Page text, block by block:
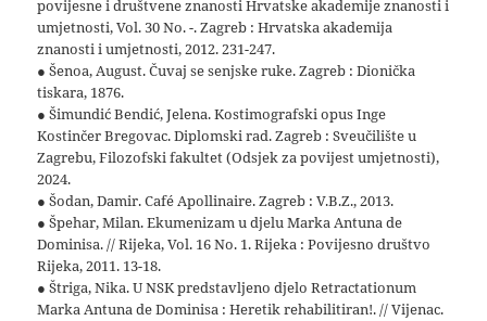
povijesne i društvene znanosti Hrvatske akademije znanosti i
umjetnosti, Vol. 30 No. -. Zagreb : Hrvatska akademija
znanosti i umjetnosti, 2012. 231-247.
● Šenoa, August. Čuvaj se senjske ruke. Zagreb : Dionička
tiskara, 1876.
● Šimundić Bendić, Jelena. Kostimografski opus Inge
Kostinčer Bregovac. Diplomski rad. Zagreb : Sveučilište u
Zagrebu, Filozofski fakultet (Odsjek za povijest umjetnosti),
2024.
● Šodan, Damir. Café Apollinaire. Zagreb : V.B.Z., 2013.
● Špehar, Milan. Ekumenizam u djelu Marka Antuna de
Dominisa. // Rijeka, Vol. 16 No. 1. Rijeka : Povijesno društvo
Rijeka, 2011. 13-18.
● Štriga, Nika. U NSK predstavljeno djelo Retractationum
Marka Antuna de Dominisa : Heretik rehabilitiran!. // Vijenac.